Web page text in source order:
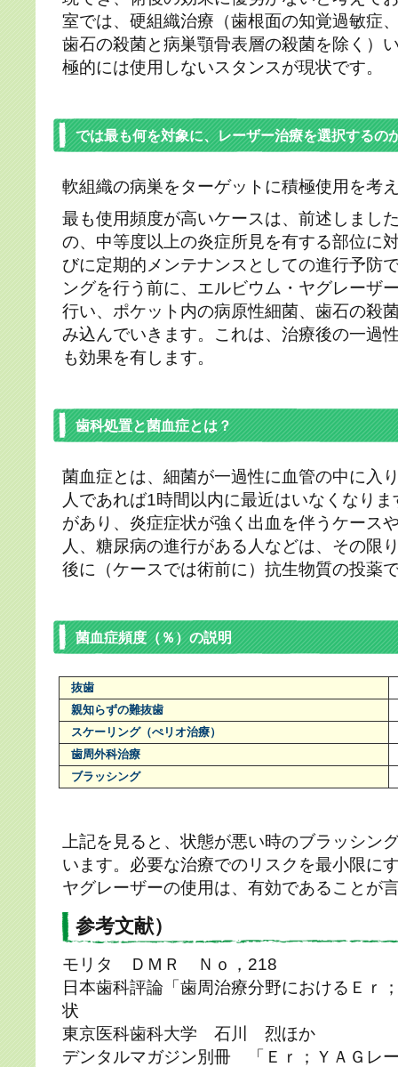
室では、硬組織治療（歯根面の知覚過敏症
歯石の殺菌と病巣顎骨表層の殺菌を除く）
極的には使用しないスタンスが現状です。
では最も何を対象に、レーザー治療を選択するの
軟組織の病巣をターゲットに積極使用を考
最も使用頻度が高いケースは、前述しまし
の、中等度以上の炎症所見を有する部位に
びに定期的メンテナンスとしての進行予防
ングを行う前に、エルビウム・ヤグレーザ
行い、ポケット内の病原性細菌、歯石の殺
み込んでいきます。これは、治療後の一過
も効果を有します。
歯科処置と菌血症とは？
菌血症とは、細菌が一過性に血管の中に入
人であれば1時間以内に最近はいなくなり
があり、炎症症状が強く出血を伴うケース
人、糖尿病の進行がある人などは、その限
後に（ケースでは術前に）抗生物質の投薬
菌血症頻度（％）の説明
抜歯
親知らずの難抜歯
スケーリング（ぺリオ治療）
歯周外科治療
ブラッシング
上記を見ると、状態が悪い時のブラッシン
います。必要な治療でのリスクを最小限に
ヤグレーザーの使用は、有効であることが
参考文献）
モリタ ＤＭＲ Ｎｏ，218
日本歯科評論「歯周治療分野におけるＥｒ
状
東京医科歯科大学 石川 烈ほか
デンタルマガジン別冊 「Ｅｒ；ＹＡＧレ